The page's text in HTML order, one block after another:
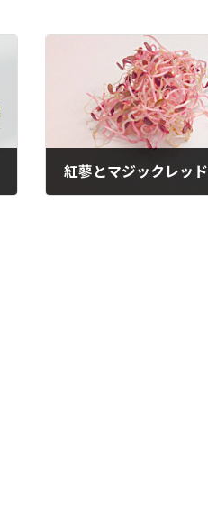
紅蓼とマジックレッド